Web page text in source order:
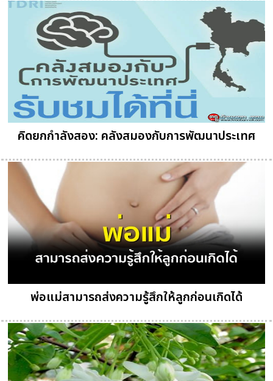
คิดยกกำลังสอง: คลังสมองกับการพัฒนาประเทศ
พ่อแม่สามารถส่งความรู้สึกให้ลูกก่อนเกิดได้